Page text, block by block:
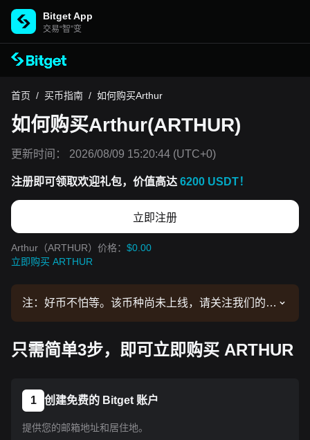
Bitget App
交易“智”变
首页 / 买币指南 / 如何购买Arthur
如何购买Arthur(ARTHUR)
更新时间： 2026/08/09 15:20:44 (UTC+0)
注册即可领取欢迎礼包，价值高达 6200 USDT！
立即注册
Arthur（ARTHUR）价格： $0.00
立即购买 ARTHUR
注：好币不怕等。该币种尚未上线，请关注我们的公
操作流程。
只需简单3步，即可立即购买 ARTHUR
1 创建免费的 Bitget 账户
提供您的邮箱地址和居住地。